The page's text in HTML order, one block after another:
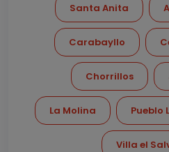
Santa Anita
Carabayllo
Chorrillos
La Molina Pueblo
Villa el